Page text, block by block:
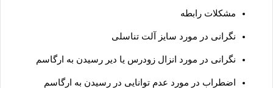
مشکلات رابطه
نگرانی در مورد سایز آلت تناسلی
نگرانی در مورد انزال زودرس یا دیر رسیدن به ارگاسم
اضطراب در مورد عدم توانایی در رسیدن به ارگاسم